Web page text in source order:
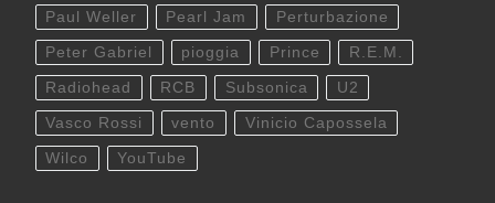
Paul Weller Pearl Jam Perturbazione
Peter Gabriel pioggia Prince R.E.M.
Radiohead RCB Subsonica U2
Vasco Rossi vento Vinicio Capossela
Wilco YouTube